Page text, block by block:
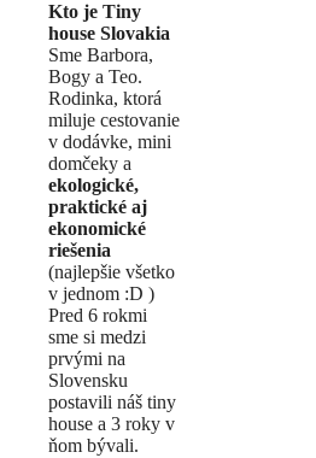
Kto je Tiny
house Slovakia
Sme Barbora,
Bogy a Teo.
Rodinka, ktorá
miluje cestovanie
v dodávke, mini
domčeky a
ekologické,
praktické aj
ekonomické
riešenia
(najlepšie všetko
v jednom :D )
Pred 6 rokmi
sme si medzi
prvými na
Slovensku
postavili náš tiny
house a 3 roky v
ňom bývali.